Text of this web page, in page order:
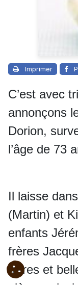
Imprimer
C’est avec
annonçons
Dorion,
l’âge de 73
Il laisse
(Martin) et
enfants
frères
frères et